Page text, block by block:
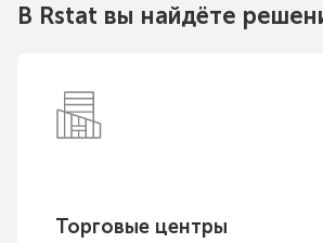
В Rstat вы найдёте
Торговые центры